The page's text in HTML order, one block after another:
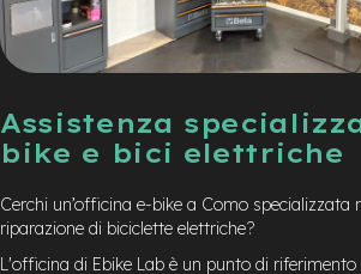
Assistenza
bike e bici elettriche
Cerchi un’officina e-bike a Como specializzata
riparazione di biciclette elettriche?
L'officina di Ebike Lab è un punto di